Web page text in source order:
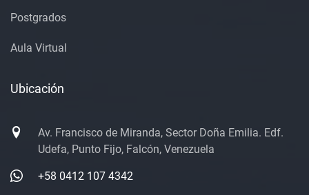
Postgrados
Aula Virtual
Ubicación
Av. Francisco de Miranda, Sector Doña Emilia. Edf.
Udefa, Punto Fijo, Falcón, Venezuela
+58 0412 107 4342